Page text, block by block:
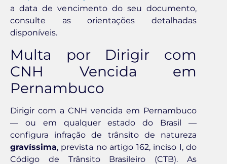
a data de vencimento do seu documento,
consulte as orientações detalhadas
disponíveis.
Multa por Dirigir com
CNH Vencida em
Pernambuco
Dirigir com a CNH vencida em Pernambuco
— ou em qualquer estado do Brasil —
configura infração de trânsito de natureza
gravíssima, prevista no artigo 162, inciso I, do
Código de Trânsito Brasileiro (CTB). As